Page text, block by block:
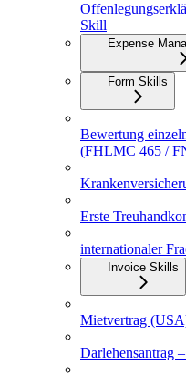
Skill
Expense
Form Skills
Bewertung
(FHLMC 465 /
Erste
internationaler
Invoice Skills
Mietvertrag
Darlehensantrag